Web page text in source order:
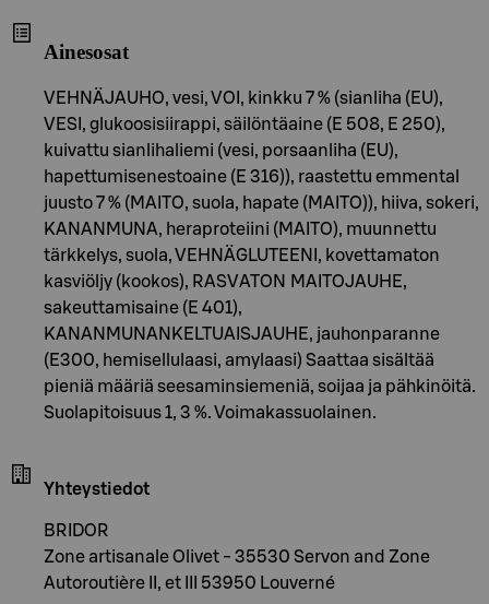
Ainesosat
VEHNÄJAUHO, vesi, VOI, kinkku 7 % (sianliha (EU),
VESI, glukoosisiirappi, säilöntäaine (E 508, E 250),
kuivattu sianlihaliemi (vesi, porsaanliha (EU),
hapettumisenestoaine (E 316)), raastettu emmental
juusto 7 % (MAITO, suola, hapate (MAITO)), hiiva, sokeri,
KANANMUNA, heraproteiini (MAITO), muunnettu
tärkkelys, suola, VEHNÄGLUTEENI, kovettamaton
kasviöljy (kookos), RASVATON MAITOJAUHE,
sakeuttamisaine (E 401),
KANANMUNANKELTUAISJAUHE, jauhonparanne
(E300, hemisellulaasi, amylaasi) Saattaa sisältää
pieniä määriä seesaminsiemeniä, soijaa ja pähkinöitä.
Suolapitoisuus 1, 3 %. Voimakassuolainen.
Yhteystiedot
BRIDOR
Zone artisanale Olivet - 35530 Servon and Zone
Autoroutière II, et III 53950 Louverné